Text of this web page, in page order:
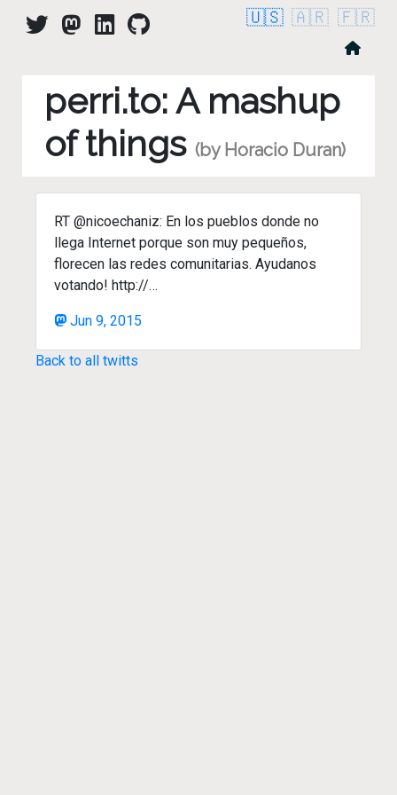
🇺🇸 🇦🇷 🇫🇷
perri.to: A mashup
of things (by Horacio Duran)
RT @nicoechaniz: En los pueblos donde no
llega Internet porque son muy pequeños,
florecen las redes comunitarias. Ayudanos
votando! http://…
Jun 9, 2015
Back to all twitts